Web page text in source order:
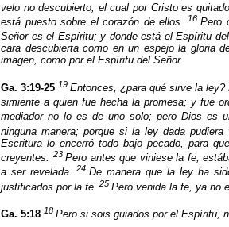
velo no descubierto, el cual por Cristo es
está puesto sobre el corazón de ellos.
16 Pero
Señor es el Espíritu; y donde está el Espíritu
cara descubierta como en un espejo la gloria
imagen, como por el Espíritu del Señor.
Ga. 3:19-25 19 Entonces, ¿para qué sirve la
simiente a quien fue hecha la promesa; y fue
mediador no lo es de uno solo; pero Dios es
ninguna manera; porque si la ley dada
Escritura lo encerró todo bajo pecado, para
creyentes.
23 Pero antes que viniese la fe,
a ser revelada. 24 De manera que la ley ha
justificados por la fe.
25 Pero venida la fe, ya no
Ga. 5:18 18 Pero si sois guiados por el Espíritu,